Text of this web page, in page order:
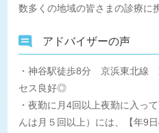
数多くの地域の皆さまの診療に
アドバイザーの声
・神谷駅徒歩8分 京浜東北線
セス良好◎
・夜勤に月4回以上夜勤に入っ
んは月５回以上）には、【年9